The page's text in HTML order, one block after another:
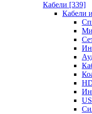
Кабели [339]
Кабели